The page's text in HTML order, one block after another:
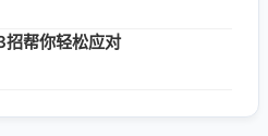
帮你轻松应对